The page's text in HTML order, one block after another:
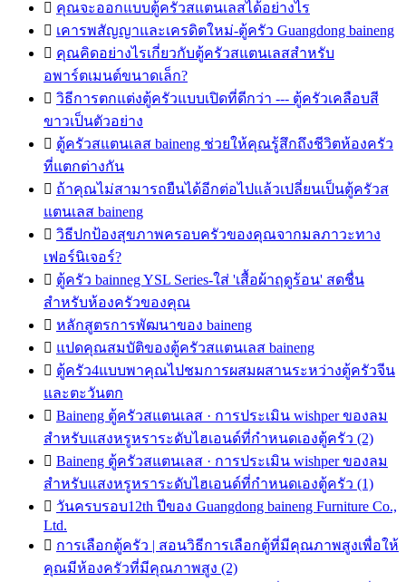
 คุณจะออกแบบตู้ครัวสแตนเลสได้อย่างไร
 เคารพสัญญาและเครดิตใหม่-ตู้ครัว Guangdong baineng
 คุณคิดอย่างไรเกี่ยวกับตู้ครัวสแตนเลสสำหรับ
อพาร์ตเมนต์ขนาดเล็ก?
 วิธีการตกแต่งตู้ครัวแบบเปิดที่ดีกว่า --- ตู้ครัวเคลือบสี
ขาวเป็นตัวอย่าง
 ตู้ครัวสแตนเลส baineng ช่วยให้คุณรู้สึกถึงชีวิตห้องครัว
ที่แตกต่างกัน
 ถ้าคุณไม่สามารถยืนได้อีกต่อไปแล้วเปลี่ยนเป็นตู้ครัวส
แตนเลส baineng
 วิธีปกป้องสุขภาพครอบครัวของคุณจากมลภาวะทาง
เฟอร์นิเจอร์?
 ตู้ครัว bainneg YSL Series-ใส่ 'เสื้อผ้าฤดูร้อน' สดชื่น
สำหรับห้องครัวของคุณ
 หลักสูตรการพัฒนาของ baineng
 แปดคุณสมบัติของตู้ครัวสแตนเลส baineng
 ตู้ครัว4แบบพาคุณไปชมการผสมผสานระหว่างตู้ครัวจีน
และตะวันตก
 Baineng ตู้ครัวสแตนเลส · การประเมิน wishper ของลม
สำหรับแสงหรูหราระดับไฮเอนด์ที่กำหนดเองตู้ครัว (2)
 Baineng ตู้ครัวสแตนเลส · การประเมิน wishper ของลม
สำหรับแสงหรูหราระดับไฮเอนด์ที่กำหนดเองตู้ครัว (1)
 วันครบรอบ12th ปีของ Guangdong baineng Furniture Co.,
Ltd.
 การเลือกตู้ครัว | สอนวิธีการเลือกตู้ที่มีคุณภาพสูงเพื่อให้
คุณมีห้องครัวที่มีคุณภาพสูง (2)